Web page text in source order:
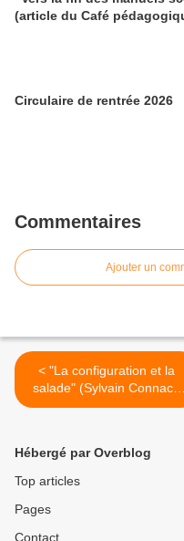
(article du Café
Circulaire de rentrée 2026
Commentaires
Ajouter un
< "La configuration et la
salade" (Sylvain Connac -
cahiers-
Hébergé par Overblog
Top articles
Pages
Contact